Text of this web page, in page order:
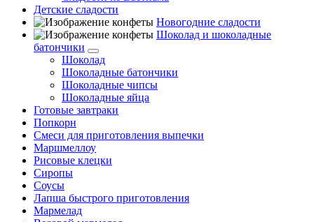
Детские сладости
Новогодние сладости
Шоколад и шоколадные
батончики
Шоколад
Шоколадные батончики
Шоколадные чипсы
Шоколадные яйца
Готовые завтраки
Попкорн
Смеси для приготовления выпечки
Маршмеллоу
Рисовые клецки
Сиропы
Соусы
Лапша быстрого приготовления
Мармелад